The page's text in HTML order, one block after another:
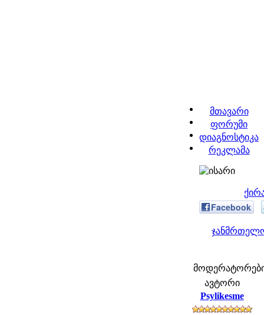
მთავარი
ფორუმი
დიაგნოსტიკა
რეკლამა
Facebook
მოდერატორები:
ავტორი
Psylikesme